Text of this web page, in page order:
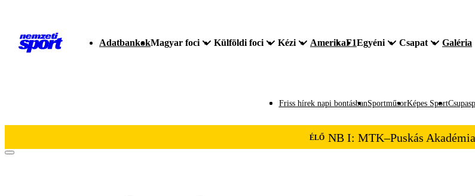
AdatbankokMagyar foci Külföldi foci Kézi AmerikaF1Egyéni Csapat Galéria
Friss hírek napi bontásbanSportműsorKépes Sport
ÉLŐ NB I: MTK–Puskás